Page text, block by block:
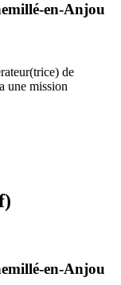
en-Anjou
de
une mission
en-Anjou